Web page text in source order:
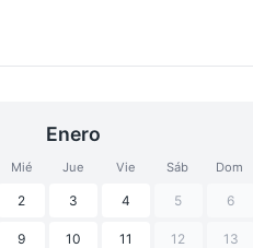
Enero
Mié Jue Vie Sáb Dom
2 3 4 5 6
9 10 11 12 13